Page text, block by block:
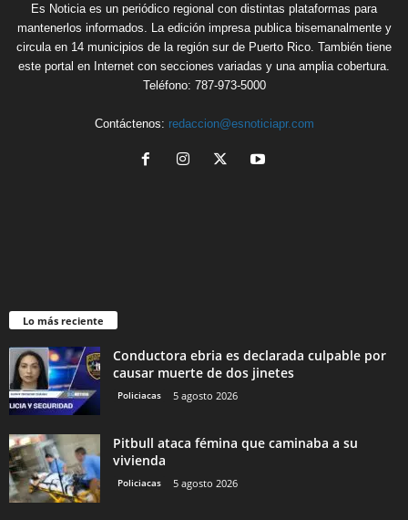
Es Noticia es un periódico regional con distintas plataformas para
mantenerlos informados. La edición impresa publica bisemanalmente y
circula en 14 municipios de la región sur de Puerto Rico. También tiene
este portal en Internet con secciones variadas y una amplia cobertura.
Teléfono: 787-973-5000
Contáctenos: redaccion@esnoticiapr.com
Lo más reciente
Conductora ebria es declarada culpable por
causar muerte de dos jinetes
Policiacas 5 agosto 2026
Pitbull ataca fémina que caminaba a su
vivienda
Policiacas 5 agosto 2026